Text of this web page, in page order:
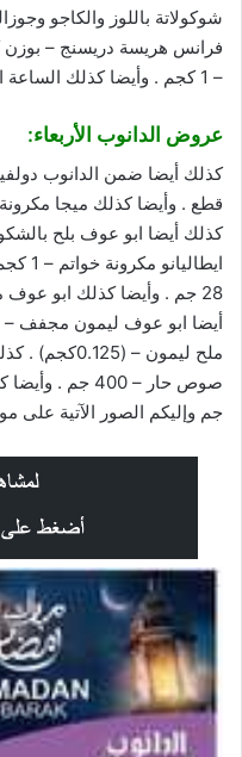
– 1 كجم . وأيضا كذلك الساعة ارز – 1 كجم
عروض الدانوب الأربعاء:
ملح ليمون –
جم وإليكم الصور الآتية على